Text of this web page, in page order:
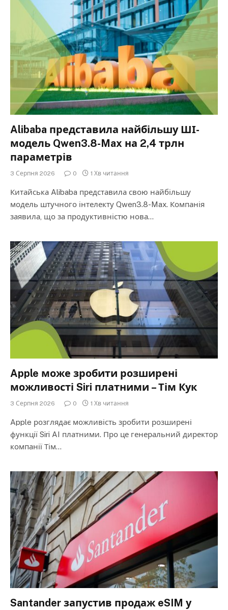
Alibaba представила найбільшу ШІ-
модель Qwen3.8-Max на 2,4 трлн
параметрів
3 Серпня 2026 0 1 Хв читання
Китайська Alibaba представила свою найбільшу
модель штучного інтелекту Qwen3.8-Max. Компанія
заявила, що за продуктивністю нова…
Apple може зробити розширені
можливості Siri платними – Тім Кук
3 Серпня 2026 0 1 Хв читання
Apple розглядає можливість зробити розширені
функції Siri AI платними. Про це генеральний директор
компанії Тім…
Santander запустив продаж eSIM у